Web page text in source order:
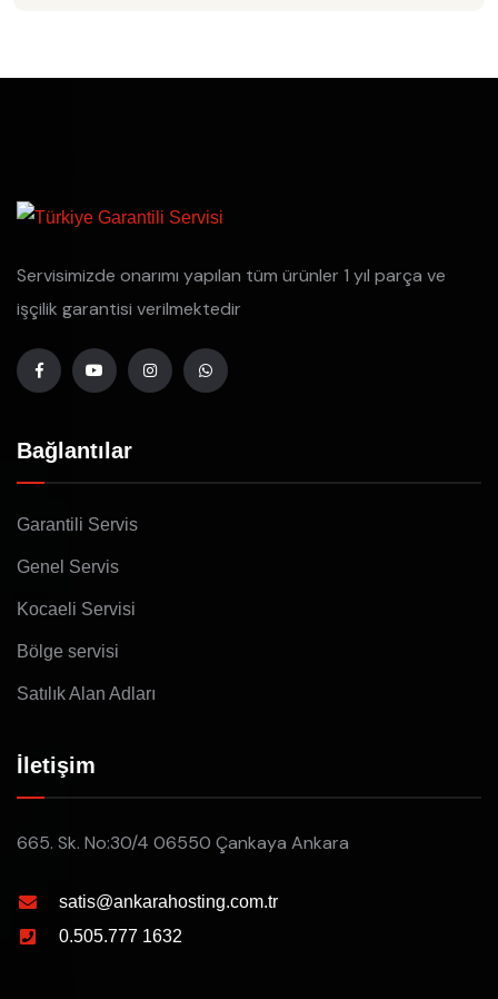
Servisimizde onarımı yapılan tüm ürünler 1 yıl parça ve
işçilik garantisi verilmektedir
Bağlantılar
Garantili Servis
Genel Servis
Kocaeli Servisi
Bölge servisi
Satılık Alan Adları
İletişim
665. Sk. No:30/4 06550 Çankaya Ankara
satis@ankarahosting.com.tr
0.505.777 1632